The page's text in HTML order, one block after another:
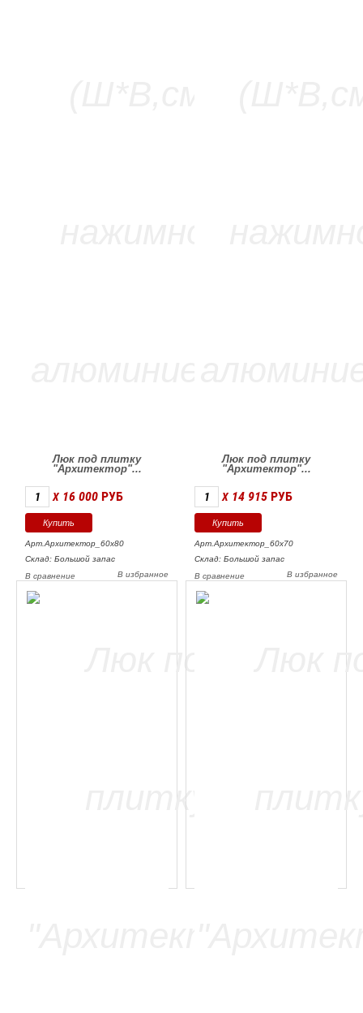
Люк под плитку
"Архитектор"...
X 16 000 РУБ
Арт.Архитектор_60х80
Склад: Большой запас
В избранное
В сравнение
Люк под плитку
"Архитектор"...
X 14 915 РУБ
Арт.Архитектор_60х70
Склад: Большой запас
В избранное
В сравнение